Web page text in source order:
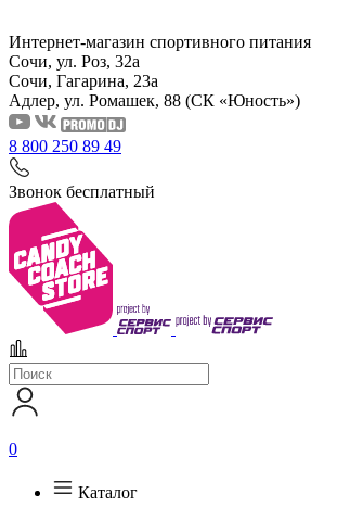
Интернет-магазин спортивного питания
Сочи, ул. Роз, 32а
Сочи, Гагарина, 23а
Адлер, ул. Ромашек, 88 (СК «Юность»)
8 800 250 89 49
Звонок бесплатный
0
Каталог